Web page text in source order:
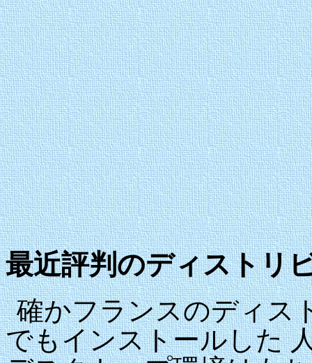
最近評判のディストリ
確かフランスのディス
でもインストールした